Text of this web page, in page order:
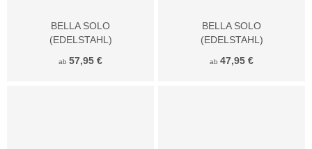
BELLA SOLO
(EDELSTAHL)
ab 57,95 €
BELLA SOLO
(EDELSTAHL)
ab 47,95 €